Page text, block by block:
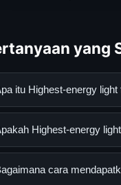
yang
itu Highest-energy
energy light from
dan mengikuti
Highest-energy
Highest-energy light
cara